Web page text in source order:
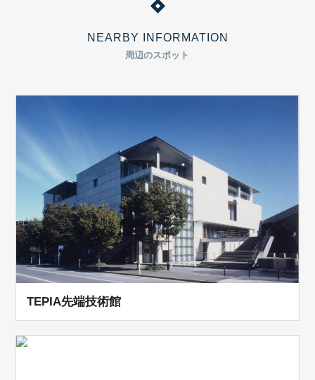
NEARBY INFORMATION
周辺のスポット
TEPIA先端技術館